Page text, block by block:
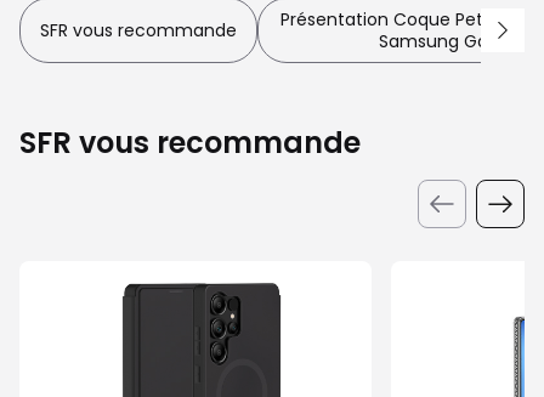
SFR vous recommande
Présentation Coque Petit
Samsung Galaxy
SFR vous recommande